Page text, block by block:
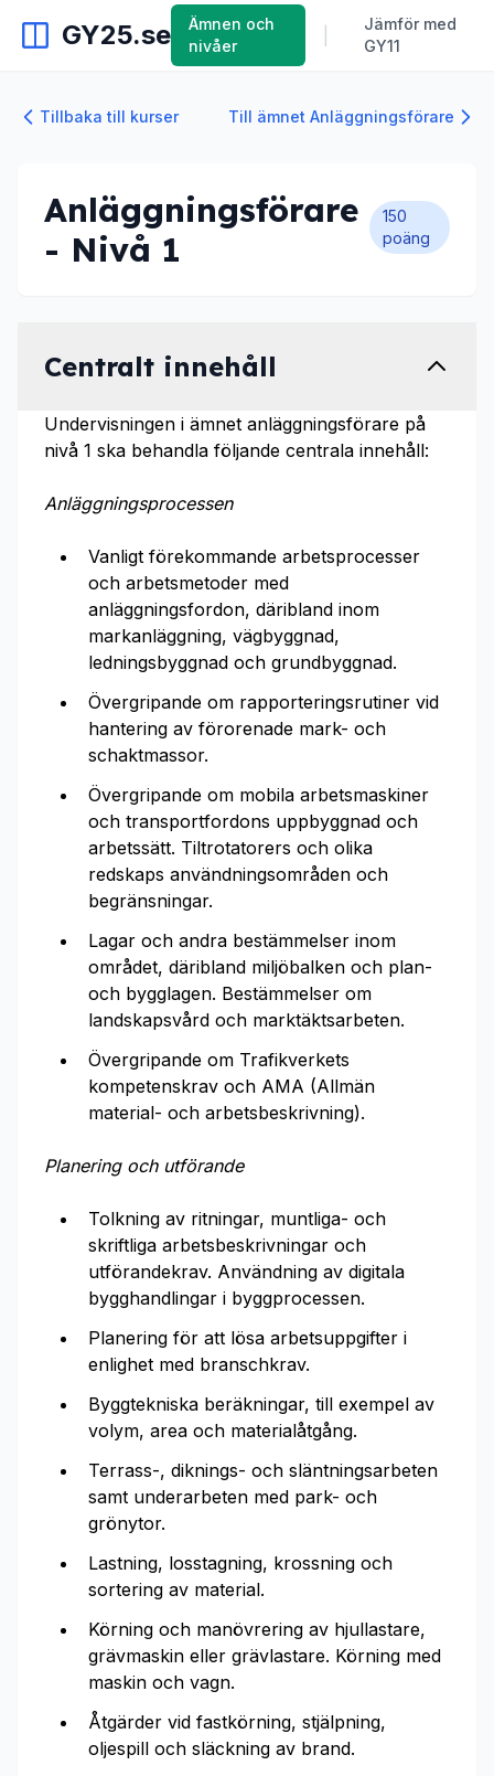
GY25.se
Ämnen och
nivåer
Jämför med
GY11
Tillbaka till kurser Till ämnet Anläggningsförare
Anläggningsförare
- Nivå 1
150
poäng
Centralt innehåll
Undervisningen i ämnet anläggningsförare på
nivå 1 ska behandla följande centrala innehåll:
Anläggningsprocessen
Vanligt förekommande arbetsprocesser
och arbetsmetoder med
anläggningsfordon, däribland inom
markanläggning, vägbyggnad,
ledningsbyggnad och grundbyggnad.
Övergripande om rapporteringsrutiner vid
hantering av förorenade mark- och
schaktmassor.
Övergripande om mobila arbetsmaskiner
och transportfordons uppbyggnad och
arbetssätt. Tiltrotatorers och olika
redskaps användningsområden och
begränsningar.
Lagar och andra bestämmelser inom
området, däribland miljöbalken och plan-
och bygglagen. Bestämmelser om
landskapsvård och marktäktsarbeten.
Övergripande om Trafikverkets
kompetenskrav och AMA (Allmän
material- och arbetsbeskrivning).
Planering och utförande
Tolkning av ritningar, muntliga- och
skriftliga arbetsbeskrivningar och
utförandekrav. Användning av digitala
bygghandlingar i byggprocessen.
Planering för att lösa arbetsuppgifter i
enlighet med branschkrav.
Byggtekniska beräkningar, till exempel av
volym, area och materialåtgång.
Terrass-, diknings- och släntningsarbeten
samt underarbeten med park- och
grönytor.
Lastning, losstagning, krossning och
sortering av material.
Körning och manövrering av hjullastare,
grävmaskin eller grävlastare. Körning med
maskin och vagn.
Åtgärder vid fastkörning, stjälpning,
oljespill och släckning av brand.